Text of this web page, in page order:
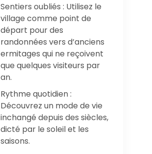
Sentiers oubliés : Utilisez le
village comme point de
départ pour des
randonnées vers d’anciens
ermitages qui ne reçoivent
que quelques visiteurs par
an.
Rythme quotidien :
Découvrez un mode de vie
inchangé depuis des siècles,
dicté par le soleil et les
saisons.